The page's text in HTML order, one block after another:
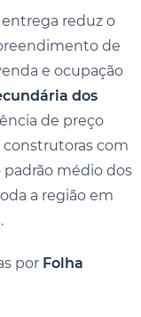
entrega reduz o
de
e ocupação
dos
de preço
construtoras com
médio dos
a região em
por Folha